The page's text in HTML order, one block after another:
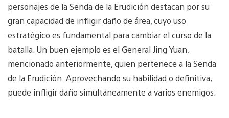
personajes de la Senda de la Erudición destacan por su
gran capacidad de infligir daño de área, cuyo uso
estratégico es fundamental para cambiar el curso de la
batalla. Un buen ejemplo es el General Jing Yuan,
mencionado anteriormente, quien pertenece a la Senda
de la Erudición. Aprovechando su habilidad o definitiva,
puede infligir daño simultáneamente a varios enemigos.